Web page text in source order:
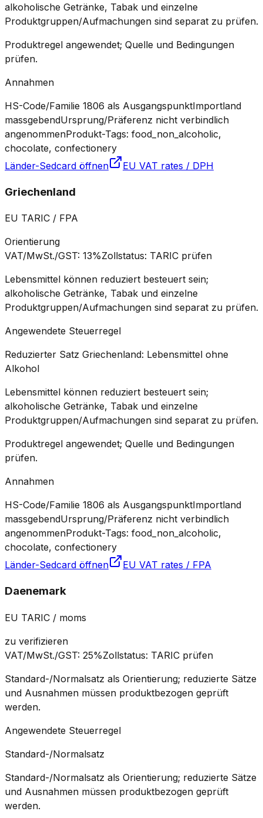
alkoholische Getränke, Tabak und einzelne
Produktgruppen/Aufmachungen sind separat zu prüfen.
Produktregel angewendet; Quelle und Bedingungen
prüfen.
Annahmen
HS-Code/Familie 1806 als AusgangspunktImportland
massgebendUrsprung/Präferenz nicht verbindlich
angenommenProdukt-Tags: food_non_alcoholic,
chocolate, confectionery
Länder-Sedcard öffnen
EU VAT rates / DPH
Griechenland
EU TARIC / FPA
Orientierung
VAT/MwSt./GST: 13%Zollstatus: TARIC prüfen
Lebensmittel können reduziert besteuert sein;
alkoholische Getränke, Tabak und einzelne
Produktgruppen/Aufmachungen sind separat zu prüfen.
Angewendete Steuerregel
Reduzierter Satz Griechenland: Lebensmittel ohne
Alkohol
Lebensmittel können reduziert besteuert sein;
alkoholische Getränke, Tabak und einzelne
Produktgruppen/Aufmachungen sind separat zu prüfen.
Produktregel angewendet; Quelle und Bedingungen
prüfen.
Annahmen
HS-Code/Familie 1806 als AusgangspunktImportland
massgebendUrsprung/Präferenz nicht verbindlich
angenommenProdukt-Tags: food_non_alcoholic,
chocolate, confectionery
Länder-Sedcard öffnen
EU VAT rates / FPA
Daenemark
EU TARIC / moms
zu verifizieren
VAT/MwSt./GST: 25%Zollstatus: TARIC prüfen
Standard-/Normalsatz als Orientierung; reduzierte Sätze
und Ausnahmen müssen produktbezogen geprüft
werden.
Angewendete Steuerregel
Standard-/Normalsatz
Standard-/Normalsatz als Orientierung; reduzierte Sätze
und Ausnahmen müssen produktbezogen geprüft
werden.